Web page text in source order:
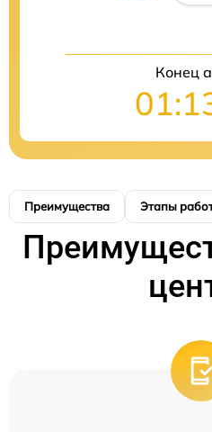
Конец
Преимущества Этапы